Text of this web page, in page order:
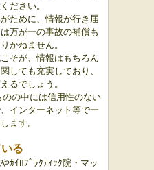
ださい。
ために、情報が行き届
万が一の事故の補償も
かねません。
そが、情報はもちろん
しても充実しており、
るでしょう。
の中には信用性のない
インターネット等で一
ます。
る
ｶｲﾛﾌﾟﾗｸﾃｨｯｸ院・マッ